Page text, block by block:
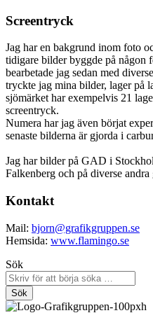
Screentryck
Jag har en bakgrund inom foto
tidigare bilder byggde på någon
bearbetade jag sedan med
tryckte jag mina bilder, lager på
sjömärket har exempelvis 21
screentryck.
Numera har jag även börjat
senaste bilderna är gjorda i
Jag har bilder på GAD i
Falkenberg och på diverse
Kontakt
Mail: bjorn@grafikgruppen.se
Hemsida: www.flamingo.se
Sök
Sök